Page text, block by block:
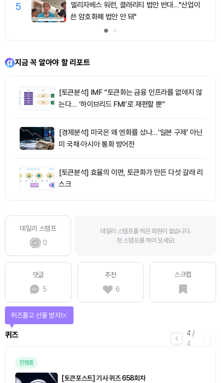
5
엘리자베스 워런, 클래리티 법안 반대…"산업이
쓴 암호화폐 법안 안 돼"
지금 꼭 알아야 할 리포트
[토큰분석] IMF “토큰화는 금융 인프라를 없애지 않
는다… ‘하이브리드 FMI’로 재편할 뿐”
[경제분석] 미국은 왜 엔화를 샀나…‘일본 구제’ 아닌
미 국채·아시아 통화 방어전
[토큰분석] 효율의 이면, 토큰화가 만든 다섯 갈래 리
스크
데일리 스탬프
0
데일리 스탬프를 찍은 회원이 없습니다.
첫 스탬프를 찍어 보세요!
댓글
5
추천
6
스크랩
4 /
4
퀴즈
퀴즈풀고 선물 받자!
진행중
[토큰포스트] 기사 퀴즈 658회차